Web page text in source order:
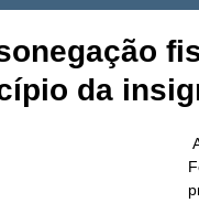
da